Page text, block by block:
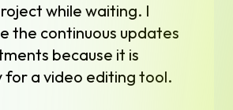
while waiting. I
the continuous updates
because it is
for a video editing tool.